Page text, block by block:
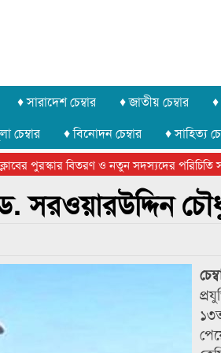
♦ সারাদেশ চেম্বার ♦ জাতীয় চেম্বার ♦
চেম্বার ♦ বিনোদন চেম্বার ♦ সাহিত্য
পুরস্কার বিতরণ ও নতুন সদস্যদের পরিচিতি সভা
খুনি সায়েমের আদালতে আত্মসমর্পন, ৫ দিনের
সরওয়ারউদ্দিন